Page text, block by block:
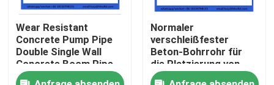
Fabrik Tour
Qualitätskontrolle
Wear Resistant
Concrete Pump Pipe
Double Single Wall
Concrete Boom Pipe
Normaler
verschleißfester
Beton-Bohrrohr für
die Platzierung von
Booms DN125